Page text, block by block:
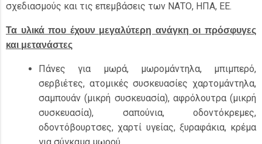
σχεδιασμούς και τις επεμβάσεις των ΝΑΤΟ, ΗΠΑ, ΕΕ.
Τα υλικά που έχουν μεγαλύτερη ανάγκη οι πρόσφυγες
και μετανάστες
Πάνες για μωρά, μωρομάντηλα, μπιμπερό,
σερβιέτες, ατομικές συσκευασίες χαρτομάντηλα,
σαμπουάν (μικρή συσκευασία), αφρόλουτρα (μικρή
συσκευασία), σαπούνια, οδοντόκρεμες,
οδοντόβουρτσες, χαρτί υγείας, ξυραφάκια, κρέμα